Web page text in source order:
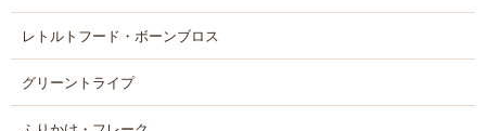
レトルトフード・ボーンブロス
グリーントライプ